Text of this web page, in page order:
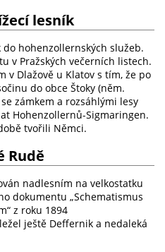
lesník
do hohenzollernských služeb.
v Pražských večerních listech.
v Dlažově u Klatov s tím, že po
do obce Štoky (něm.
zámkem a rozsáhlými lesy
Hohenzollernů-Sigmaringen.
tvořili Němci.
Rudě
nadlesním na velkostatku
dokumentu „Schematismus
z roku 1894
ještě Deffernik a nedaleká